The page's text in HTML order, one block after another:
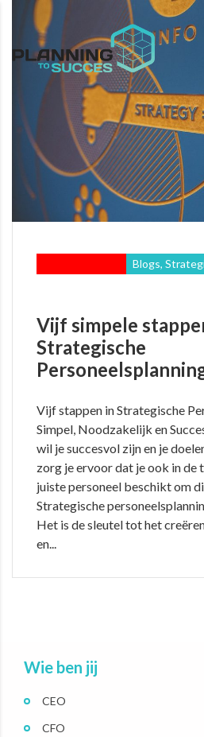
Blogs,
Vijf simpele
Strategische
Vijf stappen in Strategische
Simpel, Noodzakelijk en
wil je succesvol zijn en je
zorg je ervoor dat je ook in de
juiste personeel beschikt om
Strategische
Het is de sleutel tot het
en...
Wie ben jij
CEO
CFO